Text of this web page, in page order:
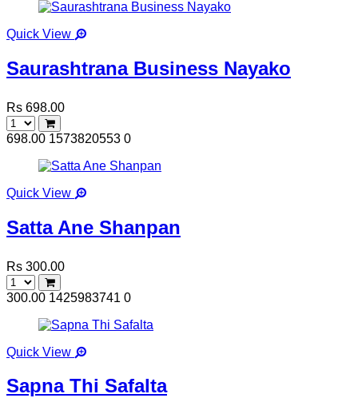
Quick View
Saurashtrana Business Nayako
Rs 698.00
698.00 1573820553 0
Quick View
Satta Ane Shanpan
Rs 300.00
300.00 1425983741 0
Quick View
Sapna Thi Safalta